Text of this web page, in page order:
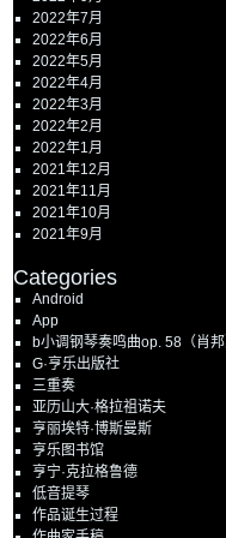
2022年7月
2022年6月
2022年5月
2022年4月
2022年3月
2022年2月
2022年1月
2021年12月
2021年11月
2021年10月
2021年9月
Categories
Android
App
b小调钢琴奏鸣曲op. 58（肖
G·亨乐出版社
三重奏
亚历山大·格拉祖诺夫
亨丽埃特·博斯曼斯
亨乐图书馆
亨宁·克拉格鲁德
低音提琴
作品诞生过程